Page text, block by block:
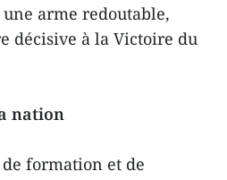
arme redoutable,
décisive à la Victoire du
nation
de formation et de